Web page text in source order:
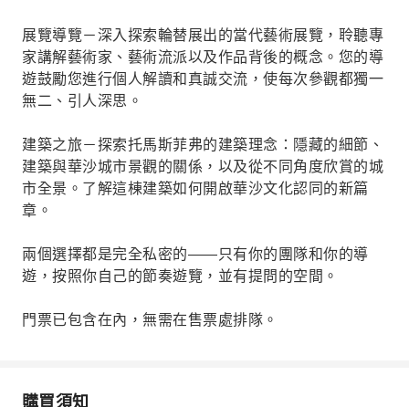
展覽導覽－深入探索輪替展出的當代藝術展覽，聆聽專
家講解藝術家、藝術流派以及作品背後的概念。您的導
遊鼓勵您進行個人解讀和真誠交流，使每次參觀都獨一
無二、引人深思。
建築之旅－探索托馬斯菲弗的建築理念：隱藏的細節、
建築與華沙城市景觀的關係，以及從不同角度欣賞的城
市全景。了解這棟建築如何開啟華沙文化認同的新篇
章。
兩個選擇都是完全私密的——只有你的團隊和你的導
遊，按照你自己的節奏遊覽，並有提問的空間。
門票已包含在內，無需在售票處排隊。
購買須知